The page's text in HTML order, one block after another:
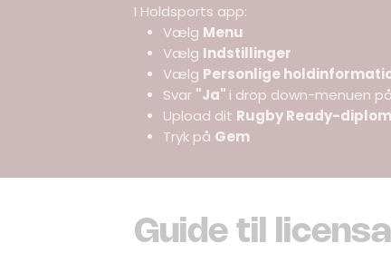
I Holdsports app:
Vælg Menu
Vælg Indstillinger
Vælg Personlige
Svar "Ja" i drop down-menuen
Upload dit Rugby Ready-diplom
Tryk på Gem
Guide til